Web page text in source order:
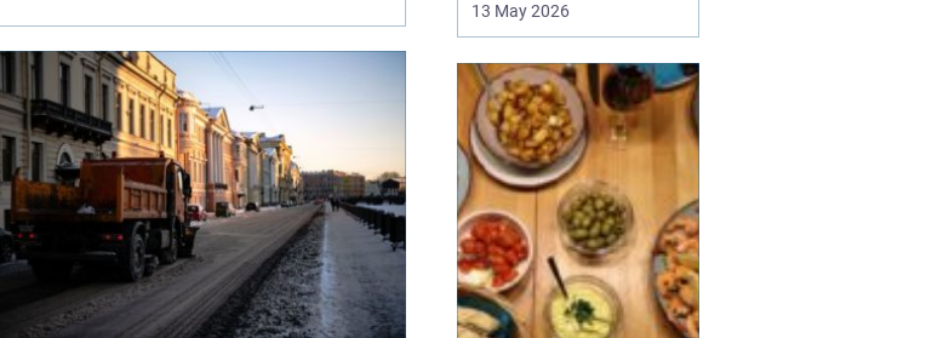
ikke kun personen med
hele familien. Mange går
længe alene med
skammen og tvivlen, før
de søger hjælp. Her kan
professionel
misbrugsbehandling g...
13 May 2026